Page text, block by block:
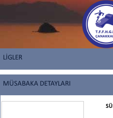
LİGLER
MÜSABAKA DETAYLARI